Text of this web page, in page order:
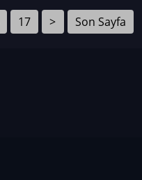
17 > Son Sayfa